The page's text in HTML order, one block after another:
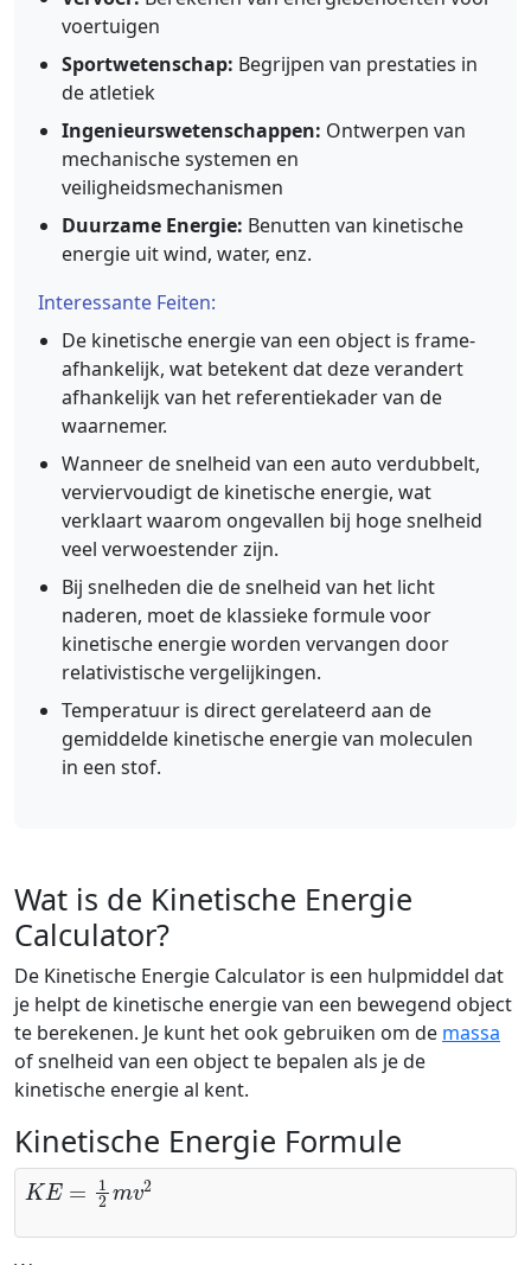
voertuigen
Sportwetenschap: Begrijpen van prestaties in
de atletiek
Ingenieurswetenschappen: Ontwerpen van
mechanische systemen en
veiligheidsmechanismen
Duurzame Energie: Benutten van kinetische
energie uit wind, water, enz.
Interessante Feiten:
De kinetische energie van een object is frame-
afhankelijk, wat betekent dat deze verandert
afhankelijk van het referentiekader van de
waarnemer.
Wanneer de snelheid van een auto verdubbelt,
verviervoudigt de kinetische energie, wat
verklaart waarom ongevallen bij hoge snelheid
veel verwoestender zijn.
Bij snelheden die de snelheid van het licht
naderen, moet de klassieke formule voor
kinetische energie worden vervangen door
relativistische vergelijkingen.
Temperatuur is direct gerelateerd aan de
gemiddelde kinetische energie van moleculen
in een stof.
Wat is de Kinetische Energie
Calculator?
De Kinetische Energie Calculator is een hulpmiddel dat
je helpt de kinetische energie van een bewegend object
te berekenen. Je kunt het ook gebruiken om de massa
of snelheid van een object te bepalen als je de
kinetische energie al kent.
Kinetische Energie Formule
KE=12mv2